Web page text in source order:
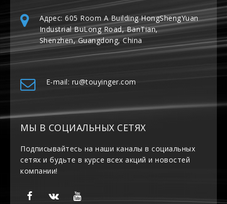
Адрес: 605 Room A Building HongShengYuan
Industrial BuLong Road, BanTian,
Shenzhen, Guangdong, China
E-mail: ru@touyinger.com
МЫ В СОЦИАЛЬНЫХ СЕТЯХ
Подписывайтесь на наши каналы в социальных
сетях и будьте в курсе всех акций и новостей
компании!